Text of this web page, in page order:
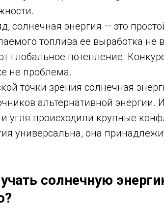
солнечная энергия — это
топлива ее выработка не
глобальное потепление.
не проблема.
точки зрения солнечная
альтернативной энергии.
угля происходили крупные
универсальна, она
солнечную